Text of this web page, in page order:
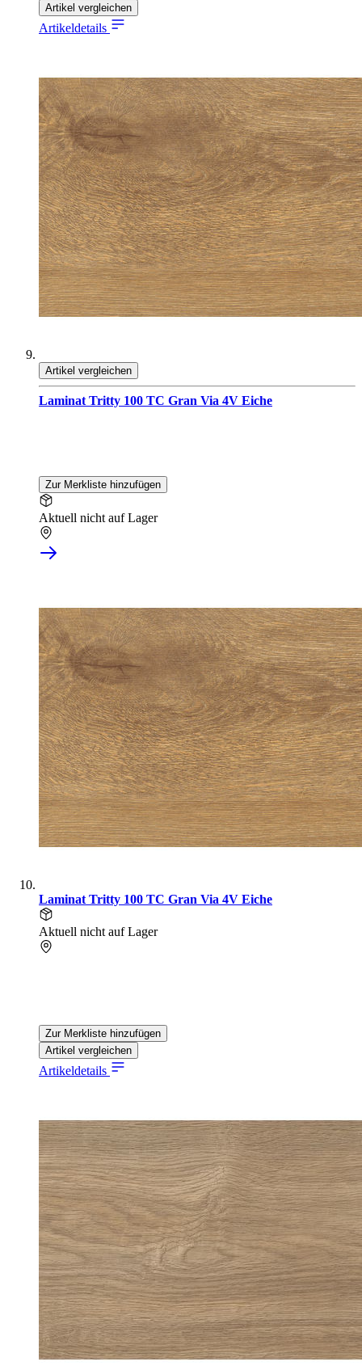
Artikel vergleichen
Artikeldetails
Artikel vergleichen
Laminat Tritty 100 TC Gran Via 4V Eiche
Zur Merkliste hinzufügen
Aktuell nicht auf Lager
Laminat Tritty 100 TC Gran Via 4V Eiche
Aktuell nicht auf Lager
Zur Merkliste hinzufügen
Artikel vergleichen
Artikeldetails